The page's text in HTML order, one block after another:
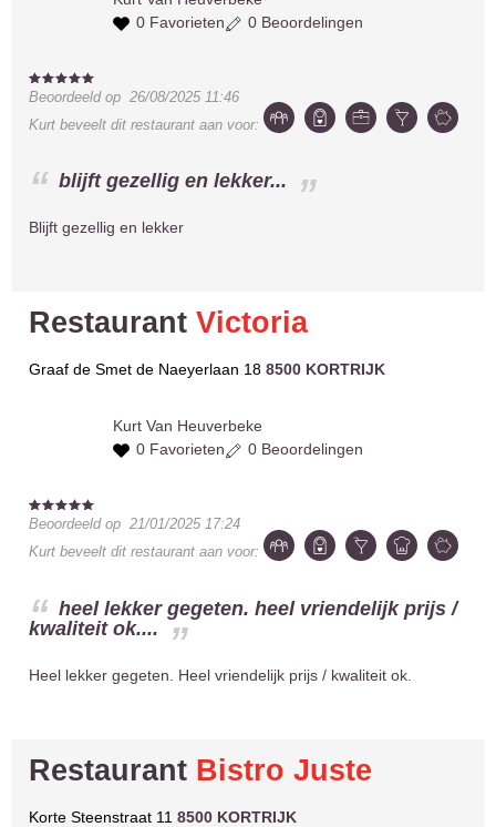
0 Favorieten
0 Beoordelingen
Beoordeeld op26/08/2025 11:46
Kurt beveelt dit restaurant aan voor:
blijft gezellig en lekker...
Blijft gezellig en lekker
Restaurant Victoria
Graaf de Smet de Naeyerlaan 188500 KORTRIJK
Kurt Van Heuverbeke
0 Favorieten
0 Beoordelingen
Beoordeeld op21/01/2025 17:24
Kurt beveelt dit restaurant aan voor:
heel lekker gegeten. heel vriendelijk prijs /
kwaliteit ok....
Heel lekker gegeten. Heel vriendelijk prijs / kwaliteit ok.
Restaurant Bistro Juste
Korte Steenstraat 118500 KORTRIJK